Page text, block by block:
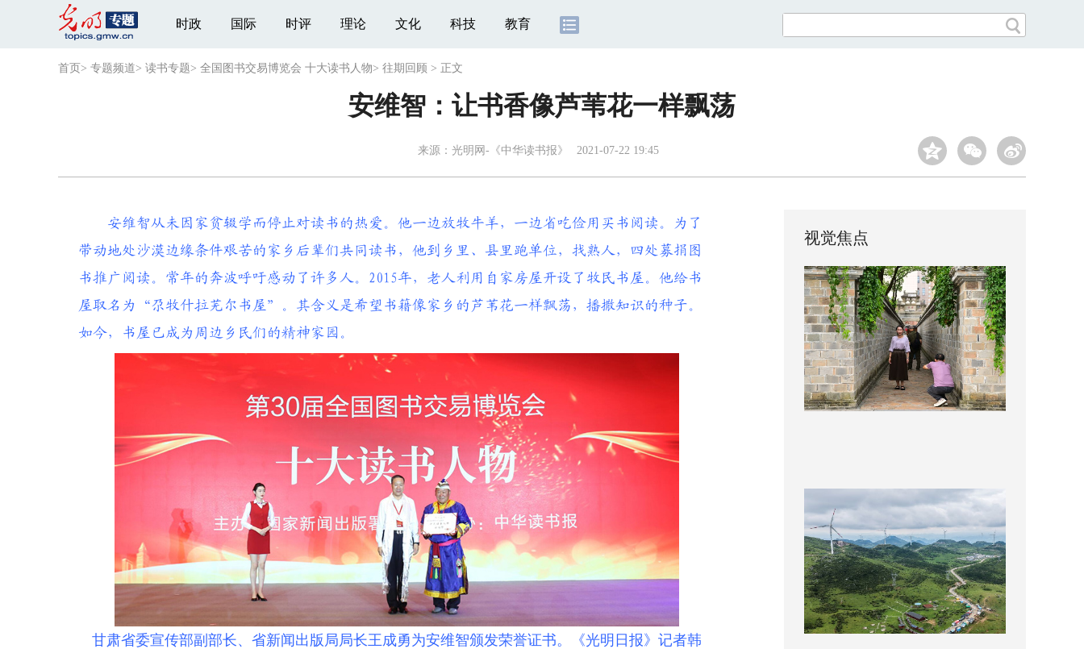
时政 国际 时评 理论 文化 科技 教育
首页 > 专题频道> 读书专题> 全国图书交易博览会 十大读书人物> 往期回顾 > 正文
安维智：让书香像芦苇花一样飘荡
来源： 光明网-《中华读书报》 2021-07-22 19:45
安维智从未因家贫辍学而停止对读书的热爱。他一边放牧牛羊，一边省吃俭用买书阅读。为了
带动地处沙漠边缘条件艰苦的家乡后辈们共同读书，他到乡里、县里跑单位，找熟人，四处募捐图
书推广阅读。常年的奔波呼吁感动了许多人。2015年，老人利用自家房屋开设了牧民书屋。他给书
屋取名为“尕牧什拉芜尔书屋”。其含义是希望书籍像家乡的芦苇花一样飘荡，播撒知识的种子。
如今，书屋已成为周边乡民们的精神家园。
甘肃省委宣传部副部长、省新闻出版局局长王成勇为安维智颁发荣誉证书。《光明日报》记者韩
视觉焦点